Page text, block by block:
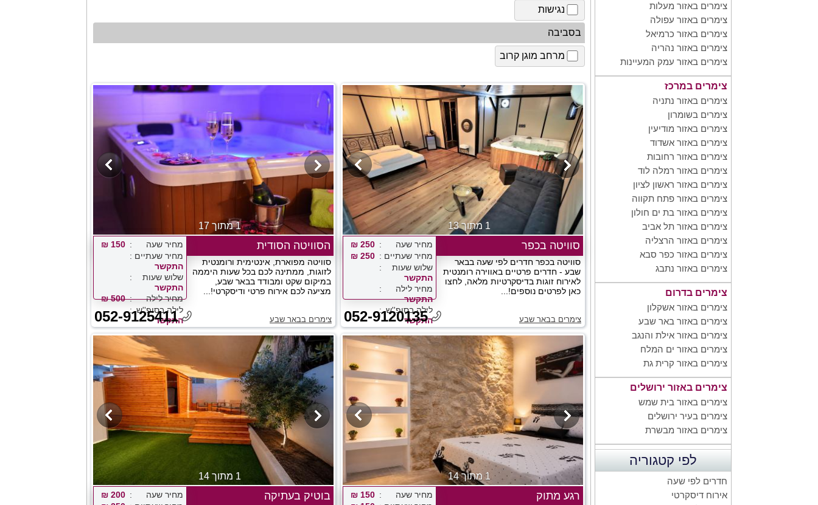
צימרים באזור מעלות
צימרים באזור עפולה
צימרים באזור כרמיאל
צימרים באזור נהריה
צימרים באזור עמק המעיינות
צימרים במרכז
צימרים באזור נתניה
צימרים בשומרון
צימרים באזור מודיעין
צימרים באזור אשדוד
צימרים באזור רחובות
צימרים באזור רמלה לוד
צימרים באזור ראשון לציון
צימרים באזור פתח תקווה
צימרים באזור בת ים חולון
צימרים באזור תל אביב
צימרים באזור הרצליה
צימרים באזור כפר סבא
צימרים באזור נתבג
צימרים בדרום
צימרים באזור אשקלון
צימרים באזור באר שבע
צימרים באזור אילת והנגב
צימרים באזור ים המלח
צימרים באזור קרית גת
צימרים באזור ירושלים
צימרים באזור בית שמש
צימרים בעיר ירושלים
צימרים באזור מבשרת
לפי קטגוריה
חדרים לפי שעה
אירוח דיסקרטי
נגישות
בסביבה
מרחב מוגן קרוב
1 מתוך 13
סוויטה בכפר
סוויטה בכפר חדרים לפי שעה בבאר
שבע - חדרים פרטיים באווירה רומנטית
לאירוח זוגות בדיסקרטיות מלאה, לחצו
כאן לפרטים נוספים!...
צימרים בבאר שבע
מחיר שעה
250 ₪
מחיר שעתיים
250 ₪
שלוש שעות
התקשר
מחיר לילה
התקשר
לילה בסופ''ש
התקשר
052-9120135
1 מתוך 17
הסוויטה הסודית
סוויטה מפוארת, אינטימית ורומנטית
לזוגות, ממתינה לכם בכל שעות היממה
במיקום שקט ומבודד בבאר שבע,
מציעה לכם אירוח פרטי ודיסקרטי!...
צימרים בבאר שבע
מחיר שעה
150 ₪
מחיר שעתיים
התקשר
שלוש שעות
התקשר
מחיר לילה
500 ₪
לילה בסופ''ש
התקשר
052-9125411
1 מתוך 14
רגע מתוק מחיר שעה
150 ₪
1 מתוך 14
בוטיק בעתיקה מחיר שעה
200 ₪